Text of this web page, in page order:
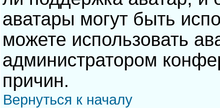
аватары могут быть
можете использовать
администратором
причин.
Вернуться к началу